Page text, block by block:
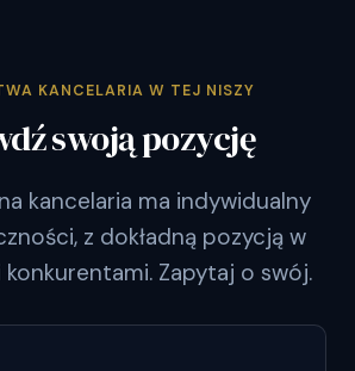
KANCELARIA W TEJ NISZY
swoją pozycję
kancelaria ma indywidualny
z dokładną pozycją w
konkurentami. Zapytaj o swój.